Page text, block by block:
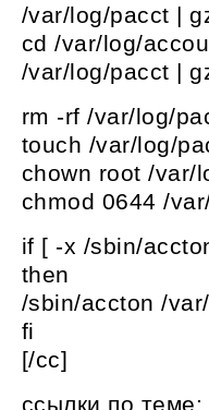
/var/log/pacct |
cd /var/log/
/var/log/pacct |
rm -rf /var/log/
touch /var/log/
chown root /var/
chmod 0644 /
if [ -x /sbin/
then
/sbin/accton /
fi
[/cc]
ссылки по теме: